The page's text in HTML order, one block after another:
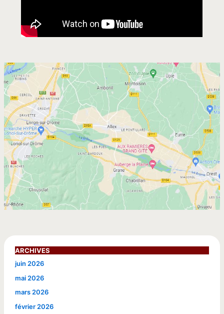
ARCHIVES
juin 2026
mai 2026
mars 2026
février 2026